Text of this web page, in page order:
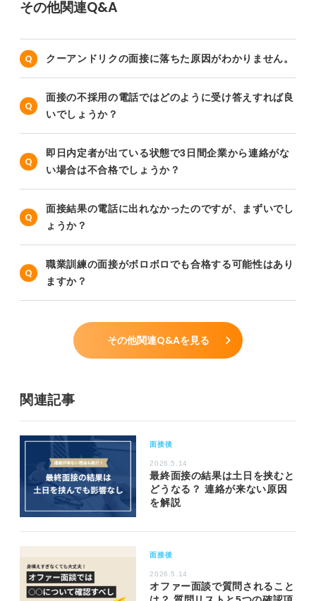
その他関連Q&A
クーアンドリクの面接に落ちた原因がわかりません。
面接の不採用の電話ではどのように受け答えすれば良
いでしょうか？
即日内定者が出ている状態で3日間企業から連絡がな
い場合は不合格でしょうか？
面接結果の電話に出れなかったのですが、まずいでし
ょうか？
職業訓練の面接がボロボロでも合格する可能性はあり
ますか？
その他関連Q&Aを見る
関連記事
面接後
2026.5.14
最終面接の結果は土日を挟むと
どうなる？ 連絡が来ない原因
を解説
面接後
2026.5.14
オファー面談で質問されること